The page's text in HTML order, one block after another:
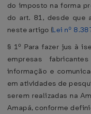
do imposto na forma
do art. 81, desde que
neste artigo (Lei nº
§ 1º Para fazer jus à
empresas
informação e
em atividades de
serem realizadas na
Amapá, conforme